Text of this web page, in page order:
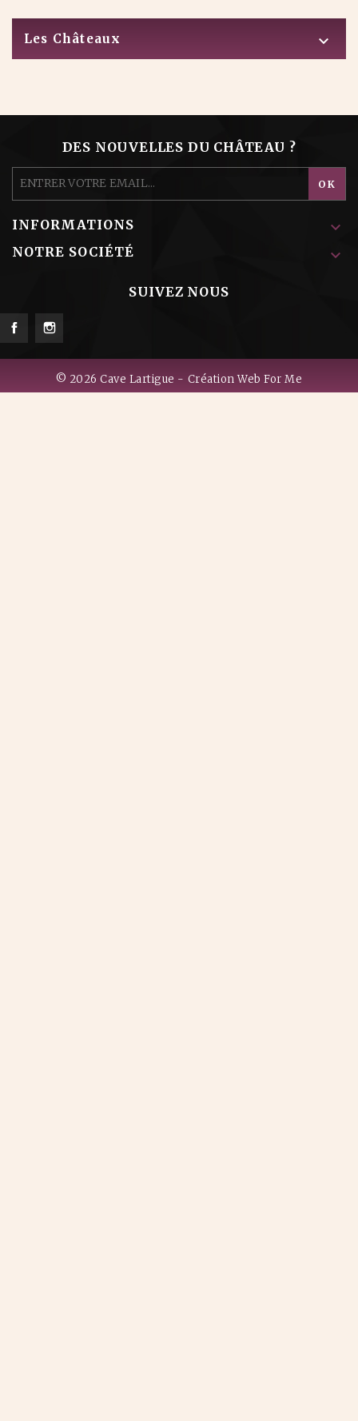
Les Châteaux 
DES NOUVELLES DU CHÂTEAU ?
INFORMATIONS 
NOTRE SOCIÉTÉ 
SUIVEZ NOUS
Facebook
© 2026 Cave Lartigue - Création Web For Me